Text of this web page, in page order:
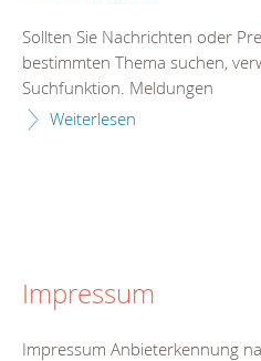
Sollten Sie Nachrichten oder
bestimmten Thema suchen,
Suchfunktion. Meldungen
Weiterlesen
Impressum
Impressum Anbieterkennung